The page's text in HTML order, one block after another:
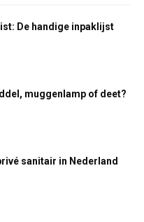
De handige inpaklijst
muggenlamp of deet?
sanitair in Nederland